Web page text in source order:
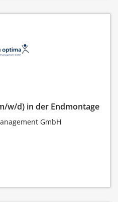
w/d) in der Endmontage
GmbH